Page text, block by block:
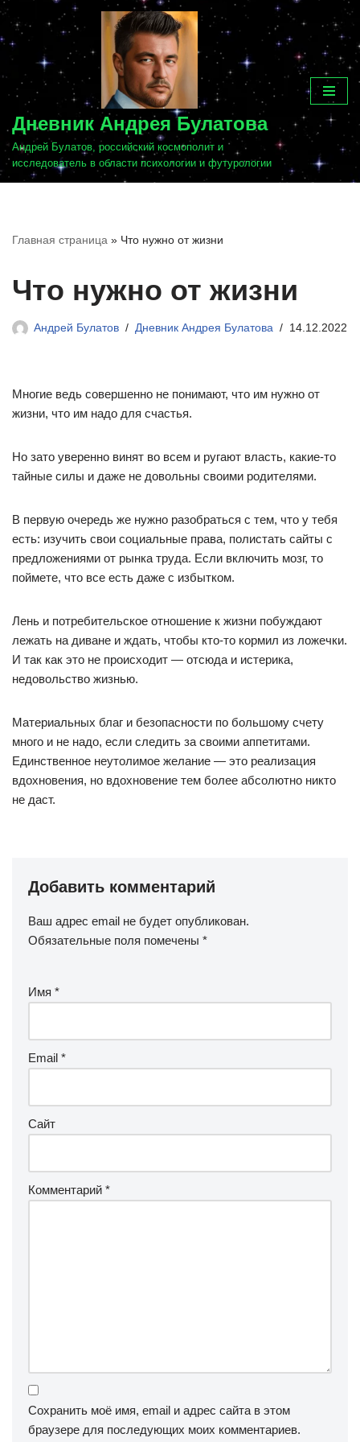
Перейти
к
содержимому
Дневник Андрея Булатова
Андрей Булатов, российский космополит и
исследователь в области психологии и футурологии
Главная страница » Что нужно от жизни
Что нужно от жизни
Андрей Булатов Дневник Андрея Булатова 14.12.2022
Многие ведь совершенно не понимают, что им нужно от
жизни, что им надо для счастья.
Но зато уверенно винят во всем и ругают власть, какие-то
тайные силы и даже не довольны своими родителями.
В первую очередь же нужно разобраться с тем, что у тебя
есть: изучить свои социальные права, полистать сайты с
предложениями от рынка труда. Если включить мозг, то
поймете, что все есть даже с избытком.
Лень и потребительское отношение к жизни побуждают
лежать на диване и ждать, чтобы кто-то кормил из ложечки.
И так как это не происходит — отсюда и истерика,
недовольство жизнью.
Материальных благ и безопасности по большому счету
много и не надо, если следить за своими аппетитами.
Единственное неутолимое желание — это реализация
вдохновения, но вдохновение тем более абсолютно никто
не даст.
Добавить комментарий
Ваш адрес email не будет опубликован.
Обязательные поля помечены *
Имя *
Email *
Сайт
Комментарий *
Сохранить моё имя, email и адрес сайта в этом
браузере для последующих моих комментариев.